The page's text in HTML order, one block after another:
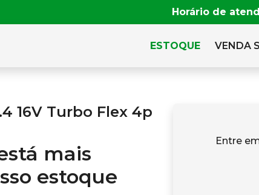
Horário de
ESTOQUE VENDA
16V Turbo Flex 4p
mais
estoque
Entre